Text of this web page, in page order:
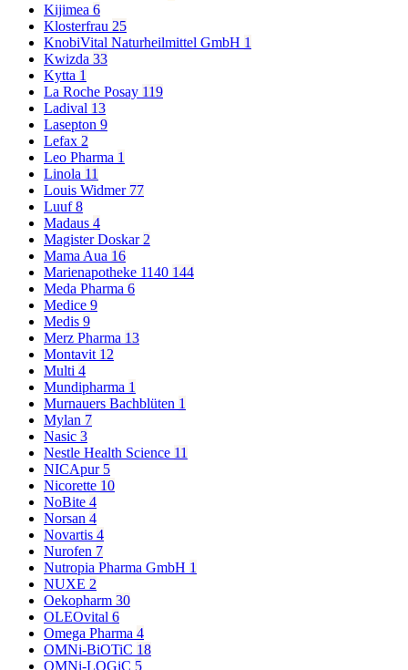
Kijimea 6
Klosterfrau 25
KnobiVital Naturheilmittel GmbH 1
Kwizda 33
Kytta 1
La Roche Posay 119
Ladival 13
Lasepton 9
Lefax 2
Leo Pharma 1
Linola 11
Louis Widmer 77
Luuf8
Madaus 4
Magister Doskar 2
Mama Aua 16
Marienapotheke 1140 144
Meda Pharma 6
Medice 9
Medis 9
Merz Pharma 13
Montavit 12
Multi 4
Mundipharma 1
Murnauers Bachblüten 1
Mylan 7
Nasic 3
Nestle Health Science 11
NICApur 5
Nicorette 10
NoBite 4
Norsan 4
Novartis 4
Nurofen 7
Nutropia Pharma GmbH 1
NUXE 2
Oekopharm 30
OLEOvital 6
Omega Pharma 4
OMNi-BiOTiC 18
OMNi-LOGiC 5